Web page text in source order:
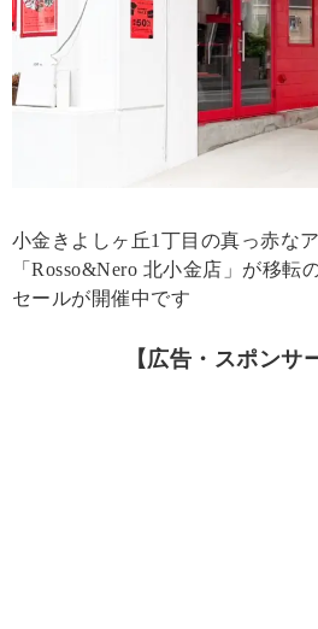
小金きよしヶ丘1丁目の真っ赤な
「Rosso&Nero 北小金店」が移転
セールが開催中です
【広告・スポンサ